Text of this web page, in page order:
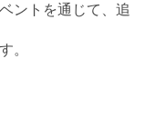
ントを通じて、追
。